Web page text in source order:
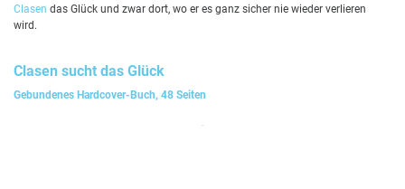
Clasen das Glück und zwar dort, wo er es ganz sicher nie wieder verlieren
wird.
Clasen sucht das Glück
Gebundenes Hardcover-Buch, 48 Seiten